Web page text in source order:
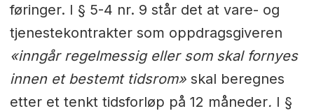
føringer. I § 5-4 nr. 9 står det at vare- og
tjenestekontrakter som oppdragsgiveren
«inngår regelmessig eller som skal fornyes
innen et bestemt tidsrom» skal beregnes
etter et tenkt tidsforløp på 12 måneder. I §